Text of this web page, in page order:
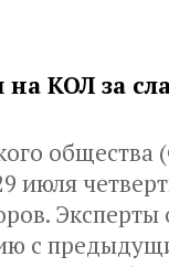
на КОЛ за
общества
июля
с